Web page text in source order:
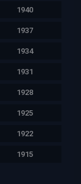
1940
1937
1934
1931
1928
1925
1922
1915